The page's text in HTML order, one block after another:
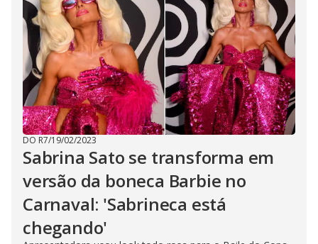
DO R7/19/02/2023
Sabrina Sato se transforma em
versão da boneca Barbie no
Carnaval: 'Sabrineca está
chegando'